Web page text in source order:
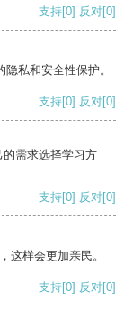
支持[0] 反对[0]
私和安全性保护。
支持[0] 反对[0]
需求选择学习方
支持[0] 反对[0]
这样会更加亲民。
支持[0] 反对[0]